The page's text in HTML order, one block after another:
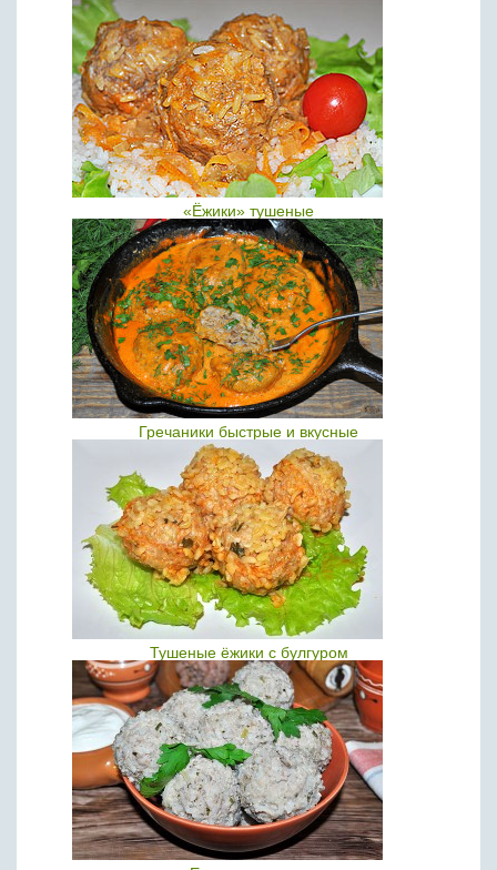
«Ёжики» тушеные
Гречаники быстрые и вкусные
Тушеные ёжики с булгуром